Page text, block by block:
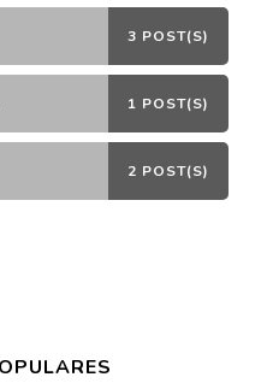
3 POST(S)
1 POST(S)
2 POST(S)